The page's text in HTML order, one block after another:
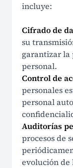
incluye:
Cifrado de
su
garantizar la
personal.
Control de
personales
personal
Auditorías
procesos de
evolución de